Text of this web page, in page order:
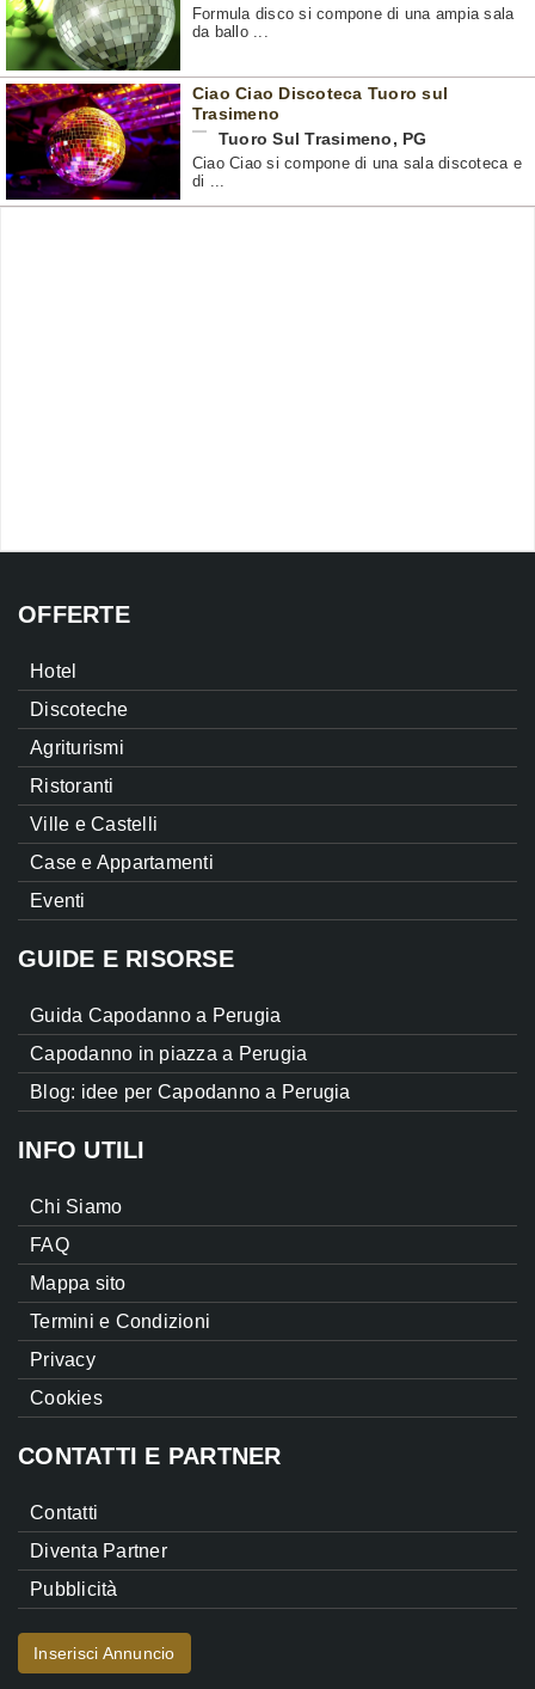
Formula disco si compone di una ampia sala
da ballo ...
Ciao Ciao Discoteca Tuoro sul
Trasimeno
Tuoro Sul Trasimeno , PG
Ciao Ciao si compone di una sala discoteca e
di ...
OFFERTE
Hotel
Discoteche
Agriturismi
Ristoranti
Ville e Castelli
Case e Appartamenti
Eventi
GUIDE E RISORSE
Guida Capodanno a Perugia
Capodanno in piazza a Perugia
Blog: idee per Capodanno a Perugia
INFO UTILI
Chi Siamo
FAQ
Mappa sito
Termini e Condizioni
Privacy
Cookies
CONTATTI E PARTNER
Contatti
Diventa Partner
Pubblicità
Inserisci Annuncio